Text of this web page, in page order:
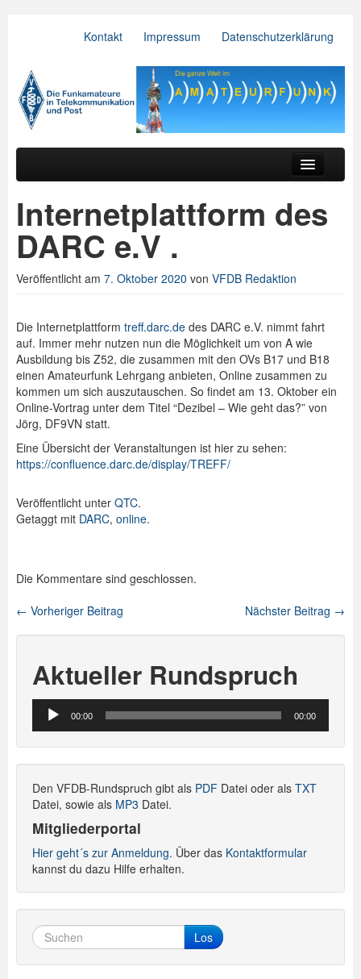
Kontakt Impressum Datenschutzerklärung
VFDB e.V.
Hauptmenü
Der Verein
Referate
BV & OV
Relais
Downloads
Spenden
Login
Internetplattform des
DARC e.V .
Veröffentlicht am 7. Oktober 2020 von VFDB Redaktion
Die Internetplattform treff.darc.de des DARC e.V. nimmt fahrt
auf. Immer mehr nutzen nun die Möglichkeit um von A wie
Ausbildung bis Z52, die zusammen mit den OVs B17 und B18
einen Amateurfunk Lehrgang anbieten, Online zusammen zu
kommen um sich auszutauschen. So findet am 13. Oktober ein
Online-Vortrag unter dem Titel “Dezibel – Wie geht das?” von
Jörg, DF9VN statt.
Eine Übersicht der Veranstaltungen ist hier zu sehen:
https://confluence.darc.de/display/TREFF/
Veröffentlicht unter QTC.
Getaggt mit DARC, online.
Die Kommentare sind geschlossen.
Beitragsnavigation
Nächster Beitrag →
← Vorheriger Beitrag
Aktueller Rundspruch
Audio-
Player
00:00 00:00
Den VFDB-Rundspruch gibt als PDF Datei oder als TXT
Datei, sowie als MP3 Datei.
Mitgliederportal
Hier geht´s zur Anmeldung. Über das Kontaktformular
kannst du dazu Hilfe erhalten.
Los